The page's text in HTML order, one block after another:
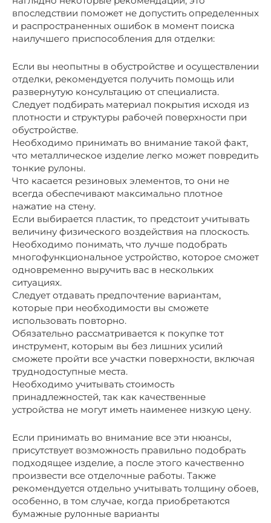
впоследствии поможет не допустить определенных
и распространенных ошибок в момент поиска
наилучшего приспособления для отделки:
Если вы неопытны в обустройстве и осуществлении
отделки, рекомендуется получить помощь или
развернутую консультацию от специалиста.
Следует подбирать материал покрытия исходя из
плотности и структуры рабочей поверхности при
обустройстве.
Необходимо принимать во внимание такой факт,
что металлическое изделие легко может повредить
тонкие рулоны.
Что касается резиновых элементов, то они не
всегда обеспечивают максимально плотное
нажатие на стену.
Если выбирается пластик, то предстоит учитывать
величину физического воздействия на плоскость.
Необходимо понимать, что лучше подобрать
многофункциональное устройство, которое сможет
одновременно выручить вас в нескольких
ситуациях.
Следует отдавать предпочтение вариантам,
которые при необходимости вы сможете
использовать повторно.
Обязательно рассматривается к покупке тот
инструмент, которым вы без лишних усилий
сможете пройти все участки поверхности, включая
труднодоступные места.
Необходимо учитывать стоимость
принадлежностей, так как качественные
устройства не могут иметь наименее низкую цену.
Если принимать во внимание все эти нюансы,
присутствует возможность правильно подобрать
подходящее изделие, а после этого качественно
произвести все отделочные работы. Также
рекомендуется отдельно учитывать толщину обоев,
особенно, в том случае, когда приобретаются
бумажные рулонные варианты